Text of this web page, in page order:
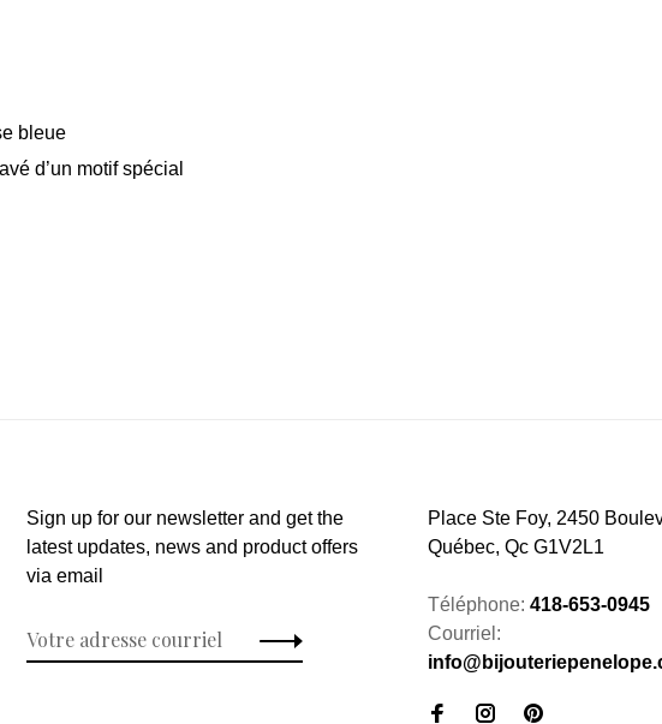
bleue
d’un motif spécial
Sign up for our newsletter and get the
latest updates, news and product offers
via email
Place Ste Foy, 2450
Québec, Qc G1V2L1
Téléphone: 418-653-0945
Courriel: